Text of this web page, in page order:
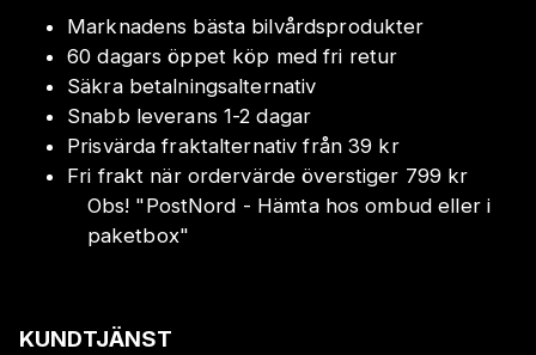
Marknadens bästa bilvårdsprodukter
60 dagars öppet köp med fri retur
Säkra betalningsalternativ
Snabb leverans 1-2 dagar
Prisvärda fraktalternativ från 39 kr
Fri frakt när ordervärde överstiger 799 kr
Obs! "PostNord - Hämta hos ombud eller i
paketbox"
KUNDTJÄNST